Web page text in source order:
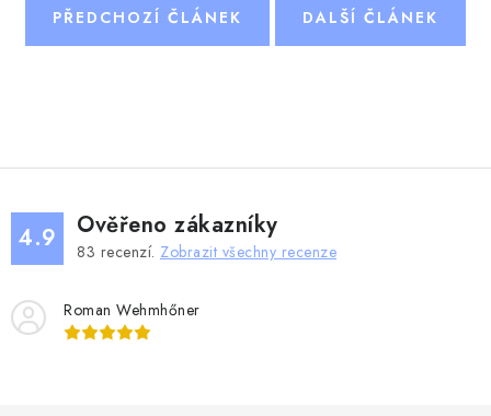
PŘEDCHOZÍ ČLÁNEK DALŠÍ ČLÁNEK
4.9 Ověřeno zákazníky
83 recenzí. Zobrazit všechny recenze
Roman Wehmhőner